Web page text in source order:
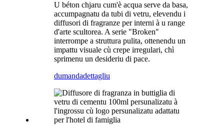
U béton chjaru cum'è acqua serve da basa,
accumpagnatu da tubi di vetru, elevendu i
diffusori di fragranze per interni à u range
d'arte scultorea. A serie "Broken"
interrompe a struttura pulita, ottenendu un
impattu visuale cù crepe irregulari, chì
sprimenu un desideriu di pace.
dumandadettagliu